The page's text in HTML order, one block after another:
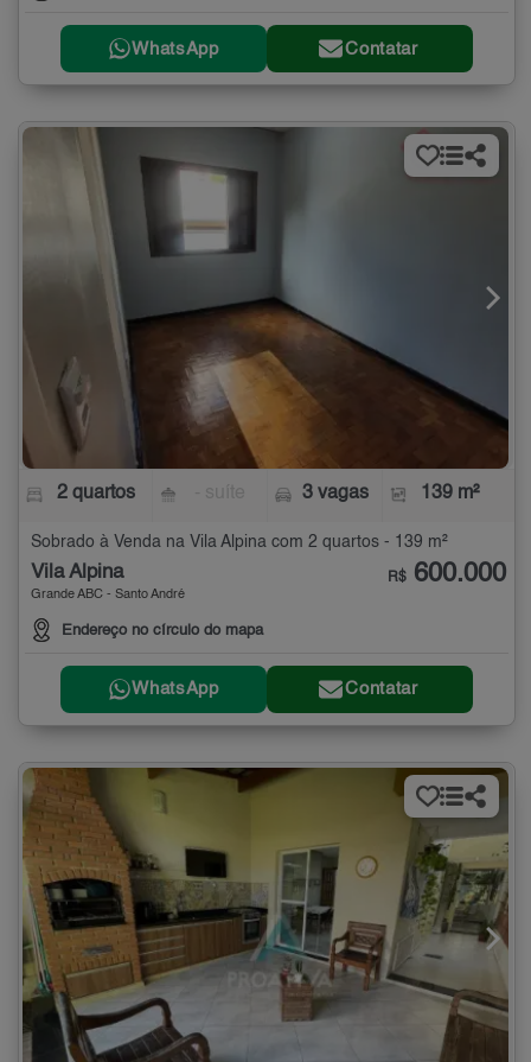
WhatsApp Contatar
2 quartos 3 vagas 139 m²
Sobrado à Venda na Vila Alpina com 2 quartos - 139 m²
Vila Alpina
Grande ABC - Santo André
Endereço no círculo do mapa
R$ 600.000
WhatsApp Contatar